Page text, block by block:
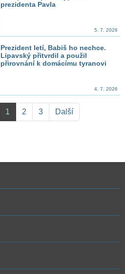
prezidenta Pavla
5. 7. 2026
Prezident letí, Babiš ho nechce.
Lipavský přitvrdil a použil
přirovnání k domácímu tyranovi
4. 7. 2026
1 2 3 Další